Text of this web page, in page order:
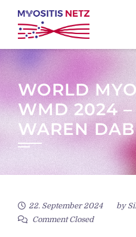
Skip
content
WORLD
WMD 2024
WAREN
22. September 2024 by
Comment Closed